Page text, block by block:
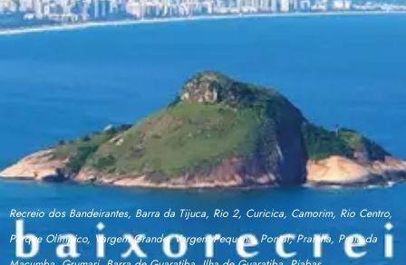
Recreio dos Bandeirantes, Barra da Tijuca, Rio 2, Curicica, Camorim, Rio Centro,
Parque Olímpico, Vargem Grande, Vargem Pequena, Pontal, Prainha, Praia da